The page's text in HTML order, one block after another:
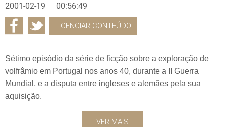
2001-02-19 00:56:49
LICENCIAR CONTEÚDO
Sétimo episódio da série de ficção sobre a exploração de
volfrâmio em Portugal nos anos 40, durante a II Guerra
Mundial, e a disputa entre ingleses e alemães pela sua
aquisição.
VER MAIS